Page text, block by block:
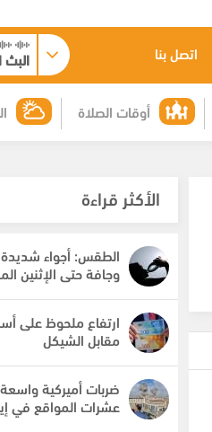
اتصل بنا البث
أوقات الصلاة
الأكثر قراءة
الطقس: أجواء شديدة
وجافة حتى الإثنين
ارتفاع ملحوظ على
مقابل الشيكل
ضربات أميركية
عشرات المواقع في